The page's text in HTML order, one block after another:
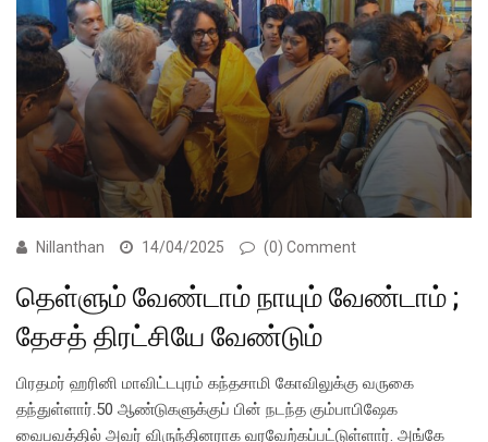
Nillanthan 14/04/2025 (0) Comment
தெள்ளும் வேண்டாம் நாயும் வேண்டாம் ;
தேசத் திரட்சியே வேண்டும்
பிரதமர் ஹரினி மாவிட்டபுரம் கந்தசாமி கோவிலுக்கு வருகை
தந்துள்ளார்.50 ஆண்டுகளுக்குப் பின் நடந்த கும்பாபிஷேக
வைபவத்தில் அவர் விருந்தினராக வரவேற்கப்பட்டுள்ளார். அங்கே